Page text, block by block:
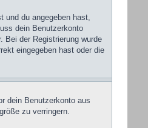
und du angegeben hast,
dein Benutzerkonto
Bei der Registrierung wurde
eingegeben hast oder die
dein Benutzerkonto aus
zu verringern.